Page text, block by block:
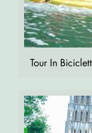
Tour In